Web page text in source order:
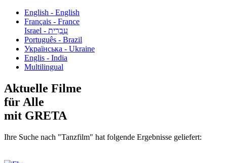
English - English
Français - France
עִבְרִית - Israel
Português - Brazil
Українська - Ukraine
Englis - India
Multilingual
Aktuelle Filme
für Alle
mit GRETA
Ihre Suche nach "Tanzfilm" hat folgende Ergebnisse geliefert: